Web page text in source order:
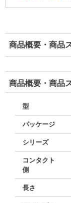
商品概要・商品
商品概要・商品
型
パッケージ
シリーズ
コンタクト
側
長さ